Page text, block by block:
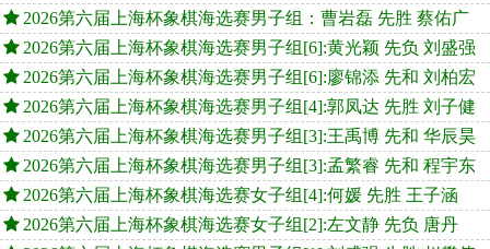
2026第六届上海杯象棋海选赛男子组：曹岩磊 先胜 蔡佑广
2026第六届上海杯象棋海选赛男子组[6]:黄光颖 先负 刘盛强
2026第六届上海杯象棋海选赛男子组[6]:廖锦添 先和 刘柏宏
2026第六届上海杯象棋海选赛男子组[4]:郭凤达 先胜 刘子健
2026第六届上海杯象棋海选赛男子组[3]:王禹博 先和 华辰昊
2026第六届上海杯象棋海选赛男子组[3]:孟繁睿 先和 程宇东
2026第六届上海杯象棋海选赛女子组[4]:何媛 先胜 王子涵
2026第六届上海杯象棋海选赛女子组[2]:左文静 先负 唐丹